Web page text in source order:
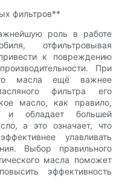
фильтров**
роль в работе
отфильтровывая
к повреждению
При
масла ещё важнее
фильтра его
масло, как правило,
обладает большей
а это означает, что
улавливать
Выбор правильного
масла поможет
эффективность